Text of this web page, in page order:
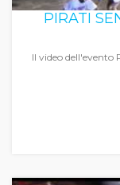
PIRATI
Il video dell'evento